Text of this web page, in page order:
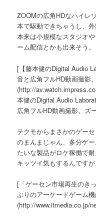
ZOOMの広角HDなハイレ
本で駆動できちゃうし、
本来は小規模なスタジオ
ーム配信とかも出来そう。
[【藤本健のDigital Audio
音と広角フルHD動画撮影
(http://
本健のDigital Audio
広角フルHD動画撮影。ズ
テクモからまさかのゲー
のまんまじゃん、多分ゲ
たいな製品がロケ稼働で
キッツイ気もするんですが
[「ゲーセン市場再生のき
ぶりのアーケードゲーム
(http://www.itmedia.co.jp/